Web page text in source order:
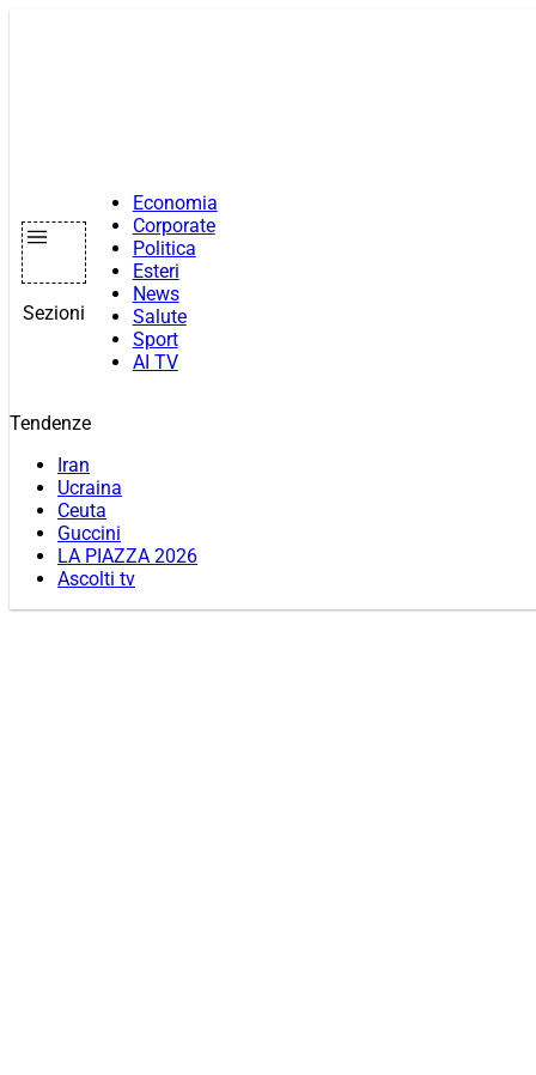
Sezioni
Economia
Corporate
Politica
Esteri
News
Salute
Sport
AI TV
Tendenze
Iran
Ucraina
Ceuta
Guccini
LA PIAZZA 2026
Ascolti tv